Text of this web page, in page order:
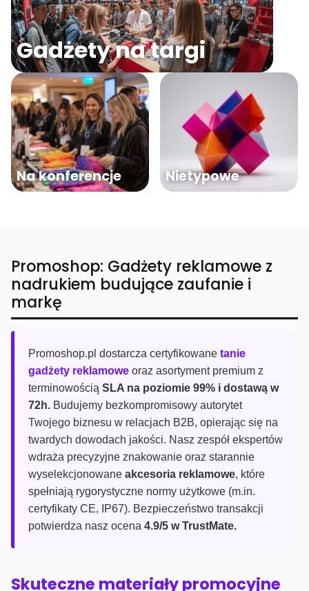
Gadżety na targi
Na konferencje Nietypowe
Promoshop: Gadżety reklamowe z
nadrukiem budujące zaufanie i
markę
Promoshop.pl dostarcza certyfikowane tanie
gadżety reklamowe oraz asortyment premium z
terminowością SLA na poziomie 99% i dostawą w
72h. Budujemy bezkompromisowy autorytet
Twojego biznesu w relacjach B2B, opierając się na
twardych dowodach jakości. Nasz zespół ekspertów
wdraża precyzyjne znakowanie oraz starannie
wyselekcjonowane akcesoria reklamowe, które
spełniają rygorystyczne normy użytkowe (m.in.
certyfikaty CE, IP67). Bezpieczeństwo transakcji
potwierdza nasz ocena 4.9/5 w TrustMate.
Skuteczne materiały promocyjne